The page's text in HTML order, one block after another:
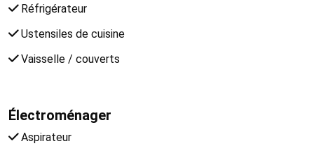
Réfrigérateur
Ustensiles de cuisine
Vaisselle / couverts
Électroménager
Aspirateur